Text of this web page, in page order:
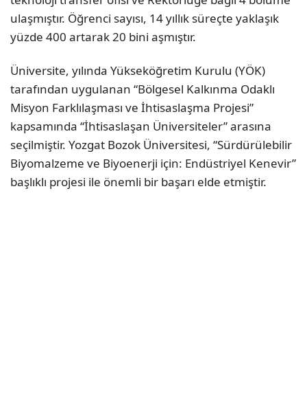
ulaşmıştır. Öğrenci sayısı, 14 yıllık süreçte yaklaşık
yüzde 400 artarak 20 bini aşmıştır.
Üniversite, yılında Yükseköğretim Kurulu (YÖK)
tarafından uygulanan “Bölgesel Kalkınma Odaklı
Misyon Farklılaşması ve İhtisaslaşma Projesi”
kapsamında “İhtisaslaşan Üniversiteler” arasına
seçilmiştir. Yozgat Bozok Üniversitesi, “Sürdürülebilir
Biyomalzeme ve Biyoenerji için: Endüstriyel Kenevir”
başlıklı projesi ile önemli bir başarı elde etmiştir.